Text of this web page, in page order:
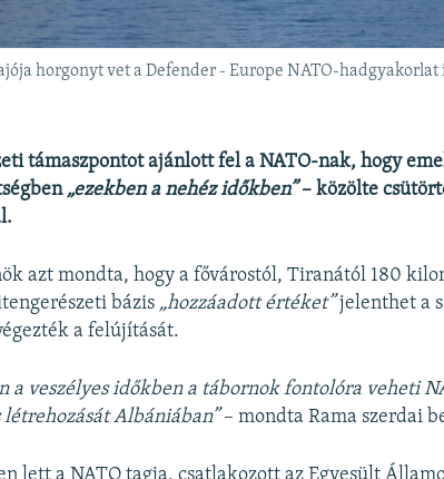
horgonyt vet a Defender - Europe NATO-
támaszpontot ajánlott fel a NATO-nak, hogy
„ezekben a nehéz időkben”– közölte
azt mondta, hogy a fővárostól, Tiranától 180
bázis „hozzáadott értéket”jelenthet a
a felújítását.
a veszélyes időkben a tábornok fontolóra veheti
Albániában”– mondta Rama szerdai